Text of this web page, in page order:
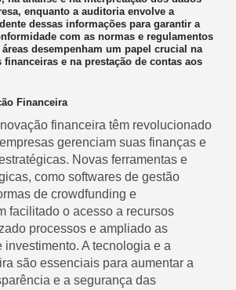
enquanto a auditoria envolve a
dessas informações para garantir a
com as normas e regulamentos
desempenham um papel crucial na
financeiras e na prestação de contas aos
Financeira
financeira têm revolucionado
gerenciam suas finanças e
Novas ferramentas e
como softwares de gestão
de crowdfunding e
facilitado o acesso a recursos
processos e ampliado as
A tecnologia e a
são essenciais para aumentar a
e a segurança das